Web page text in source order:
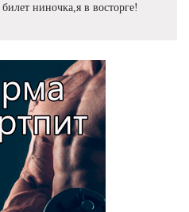
ниночка,я в восторге!